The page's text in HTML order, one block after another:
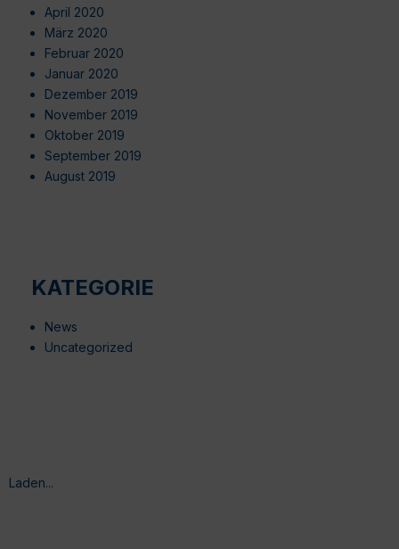
April 2020
März 2020
Februar 2020
Januar 2020
Dezember 2019
November 2019
Oktober 2019
September 2019
August 2019
KATEGORIE
News
Uncategorized
Laden...